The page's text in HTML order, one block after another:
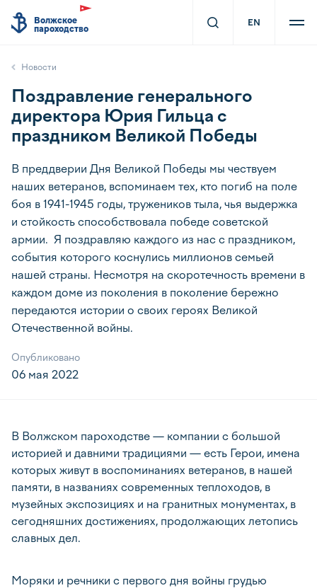
Волжское
пароходство
EN
Новости
Поздравление генерального
директора Юрия Гильца с
праздником Великой Победы
В преддверии Дня Великой Победы мы чествуем
наших ветеранов, вспоминаем тех, кто погиб на поле
боя в 1941-1945 годы, тружеников тыла, чья выдержка
и стойкость способствовала победе советской
армии. Я поздравляю каждого из нас с праздником,
события которого коснулись миллионов семьей
нашей страны. Несмотря на скоротечность времени в
каждом доме из поколения в поколение бережно
передаются истории о своих героях Великой
Отечественной войны.
Опубликовано
06 мая 2022
В Волжском пароходстве — компании с большой
историей и давними традициями — есть Герои, имена
которых живут в воспоминаниях ветеранов, в нашей
памяти, в названиях современных теплоходов, в
музейных экспозициях и на гранитных монументах, в
сегодняшних достижениях, продолжающих летопись
славных дел.
Моряки и речники с первого дня войны грудью